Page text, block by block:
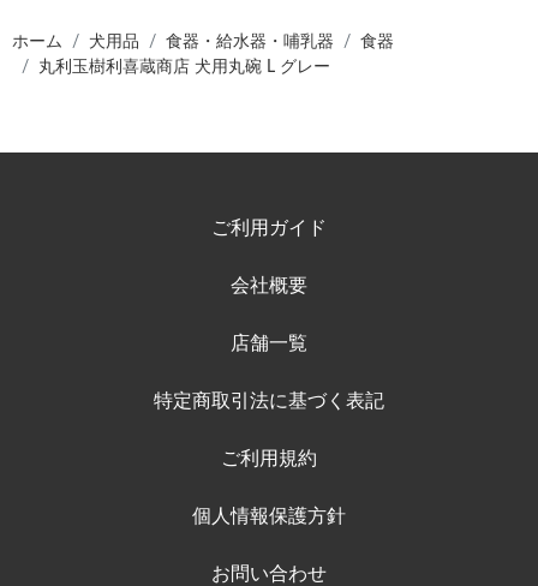
ホーム 犬用品 食器・給水器・哺乳器
食器
丸利玉樹利喜蔵商店 犬用丸碗 L グレー
ご利用ガイド
会社概要
店舗一覧
特定商取引法に基づく表記
ご利用規約
個人情報保護方針
お問い合わせ